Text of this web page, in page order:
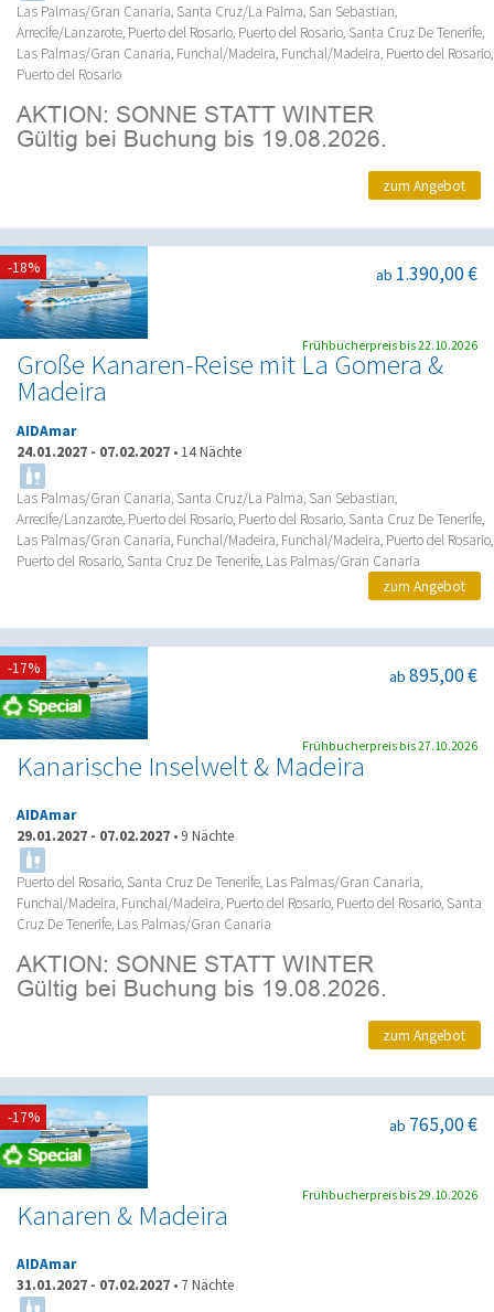
Las Palmas/Gran Canaria, Santa Cruz/La Palma, San Sebastian,
Arrecife/Lanzarote, Puerto del Rosario, Puerto del Rosario, Santa Cruz De Tenerife,
Las Palmas/Gran Canaria, Funchal/Madeira, Funchal/Madeira, Puerto del Rosario,
Puerto del Rosario
zum Angebot
Große Kanaren-Reise mit La Gomera &
Madeira
ab 1.390,00 €
AIDAmar
24.01.2027 - 07.02.2027 • 14 Nächte
Las Palmas/Gran Canaria, Santa Cruz/La Palma, San Sebastian,
Arrecife/Lanzarote, Puerto del Rosario, Puerto del Rosario, Santa Cruz De Tenerife,
Las Palmas/Gran Canaria, Funchal/Madeira, Funchal/Madeira, Puerto del Rosario,
Puerto del Rosario, Santa Cruz De Tenerife, Las Palmas/Gran Canaria
-18%
Frühbucherpreis bis 22.10.2026
zum Angebot
Kanarische Inselwelt & Madeira
ab 895,00 €
AIDAmar
29.01.2027 - 07.02.2027 • 9 Nächte
Puerto del Rosario, Santa Cruz De Tenerife, Las Palmas/Gran Canaria,
Funchal/Madeira, Funchal/Madeira, Puerto del Rosario, Puerto del Rosario, Santa
Cruz De Tenerife, Las Palmas/Gran Canaria
-17%
Frühbucherpreis bis 27.10.2026
zum Angebot
Kanaren & Madeira
ab 765,00 €
AIDAmar
31.01.2027 - 07.02.2027 • 7 Nächte
-17%
Frühbucherpreis bis 29.10.2026